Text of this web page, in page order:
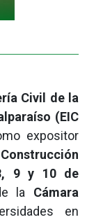
Civil de la
(EIC
expositor
9 y 10 de
la Cámara
en